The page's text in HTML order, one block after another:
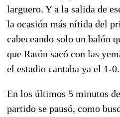
larguero. Y a la salida de
la ocasión más nítida del
cabeceando solo un balón
que Ratón sacó con las
el estadio cantaba ya el 1-0.
En los últimos 5 minutos
partido se pausó, como